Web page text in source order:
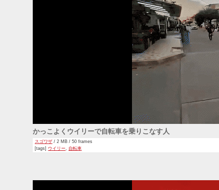
かっこよくウイリーで自転車を乗りこなす人
スゴワザ / 2 MB / 50 frames
[tags] ウイリー, 自転車